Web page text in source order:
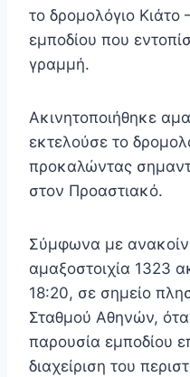
το δρομολόγιο Κιάτο
εμποδίου που
γραμμή.
Ακινητοποιήθηκε
εκτελούσε το
προκαλώντας
στον Προαστιακό.
Σύμφωνα με
αμαξοστοιχία 1323
18:20, σε σημείο
Σταθμού Αθηνών,
παρουσία εμποδίου
διαχείριση του